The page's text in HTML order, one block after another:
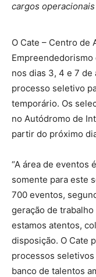
cargos operacionais
O Cate – Centro de
nos dias 3, 4 e 7 de
processo seletivo
temporário. Os
no Autódromo de
partir do próximo
“A área de eventos
somente para este
700 eventos,
geração de
estamos atentos,
disposição. O Cate
processos
banco de talentos